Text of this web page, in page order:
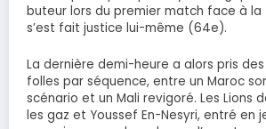
buteur lors du premier match face à la
s’est fait justice lui-même (64e).
La dernière demi-heure a alors pris
folles par séquence, entre un Maroc
scénario et un Mali revigoré. Les Lions
les gaz et Youssef En-Nesyri, entré en